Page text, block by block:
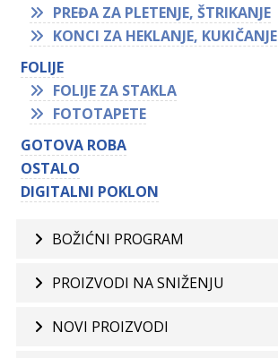
PREĐA ZA PLETENJE, ŠTRIKANJE
KONCI ZA HEKLANJE, KUKIČANJE
FOLIJE
FOLIJE ZA STAKLA
FOTOTAPETE
GOTOVA ROBA
OSTALO
DIGITALNI POKLON
BOŽIĆNI PROGRAM
PROIZVODI NA SNIŽENJU
NOVI PROIZVODI